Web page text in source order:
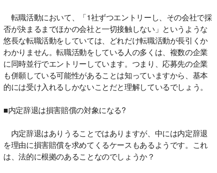
転職活動において、「1社ずつエントリーし、その会社で採
否が決まるまでほかの会社と一切接触しない」というような
悠長な転職活動をしていては、どれだけ転職活動が長引くか
わかりません。転職活動をしている人の多くは、複数の企業
に同時並行でエントリーしています。つまり、応募先の企業
も併願している可能性があることは知っていますから、基本
的には受け入れるしかないことだと理解しているでしょう。
■内定辞退は損害賠償の対象になる?
内定辞退はありうることではありますが、中には内定辞退
を理由に損害賠償を求めてくるケースもあるようです。これ
は、法的に根拠のあることなのでしょうか？